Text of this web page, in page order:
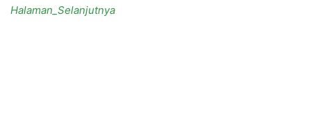
Halaman_Selanjutnya